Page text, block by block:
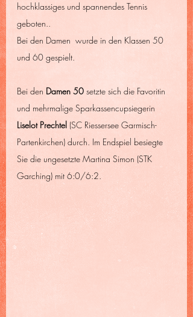
hochklassiges und spannendes Tennis
geboten..
Bei den Damen  wurde in den Klassen 50
und 60 gespielt.
Bei den Damen 50 setzte sich die Favoritin
und mehrmalige Sparkassencupsiegerin
Liselot Prechtel (SC Riessersee Garmisch-
Partenkirchen) durch. Im Endspiel besiegte
Sie die ungesetzte Martina Simon (STK
Garching) mit 6:0/6:2.